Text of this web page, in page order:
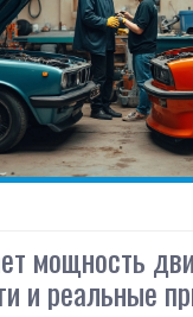
мощность
и реальные